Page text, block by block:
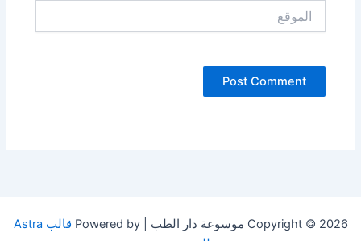
Copyright © 2026 موسوعة دار الطب | Powered by
قالب Astra